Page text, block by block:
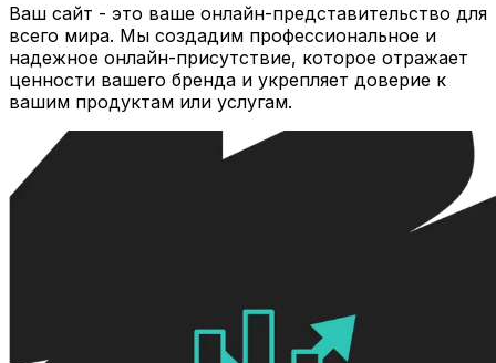
Ваш сайт - это ваше онлайн-представительство для
всего мира. Мы создадим профессиональное и
надежное онлайн-присутствие, которое отражает
ценности вашего бренда и укрепляет доверие к
вашим продуктам или услугам.